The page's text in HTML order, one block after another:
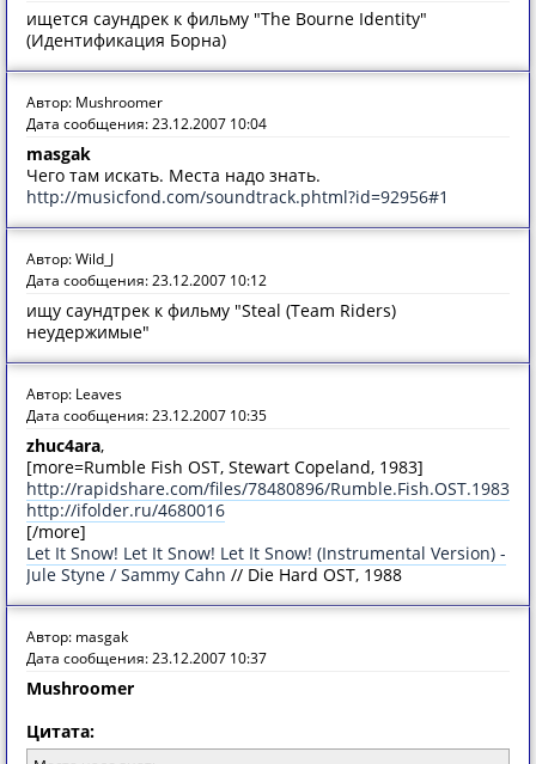
ищется саундрек к фильму "The Bourne Identity"
(Идентификация Борна)
Автор: Mushroomer
Дата сообщения: 23.12.2007 10:04
masgak
Чего там искать. Места надо знать.
http://musicfond.com/soundtrack.phtml?id=92956#1
Автор: Wild_J
Дата сообщения: 23.12.2007 10:12
ищу саундтрек к фильму "Steal (Team Riders)
неудержимые"
Автор: Leaves
Дата сообщения: 23.12.2007 10:35
zhuc4ara,
[more=Rumble Fish OST, Stewart Copeland, 1983]
http://rapidshare.com/files/78480896/
http://ifolder.ru/4680016
[/more]
Let It Snow! Let It Snow! Let It Snow! (Instrumental Version) -
Jule Styne / Sammy Cahn // Die Hard OST, 1988
Автор: masgak
Дата сообщения: 23.12.2007 10:37
Mushroomer
Цитата: